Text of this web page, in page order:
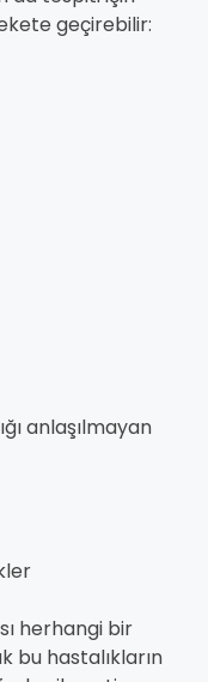
geçirebilir:
anlaşılmayan
herhangi bir
bu hastalıkların